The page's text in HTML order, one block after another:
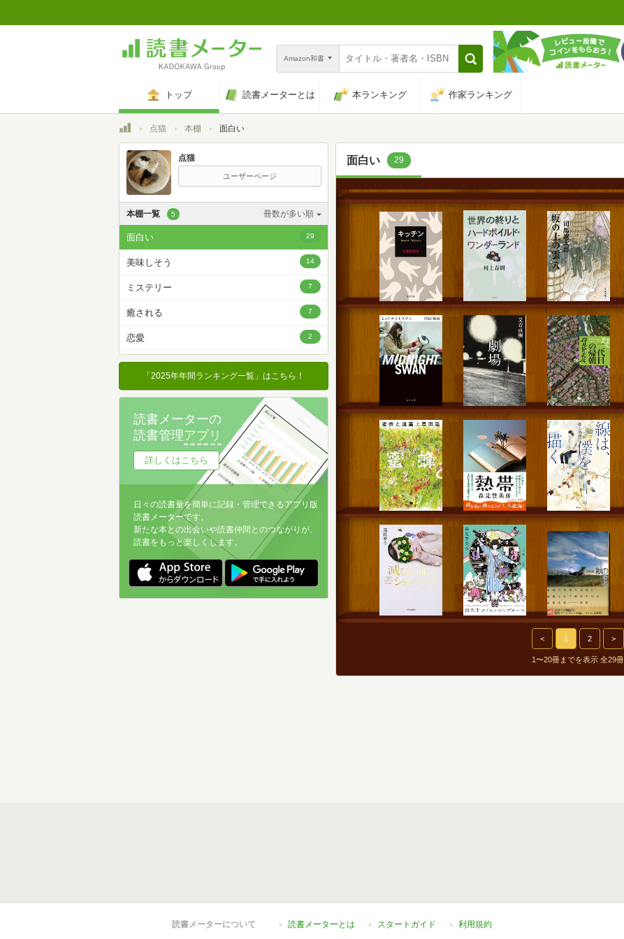
Amazon和書
トップ 読書メーターとは 本ランキング 作家ランキング
トップ点猫 本棚 面白い
点猫
ユーザーページ
本棚一覧 5 冊数が多い順
カスタム順
登録日時が新しい順
登録日時が古い順
冊数が多い順
面白い 29
美味しそう 14
ミステリー 7
癒される 7
恋愛 2
「2025年年間ランキング一覧」はこちら！
読書メーターの
読書管理アプリ
詳しくはこちら
日々の読書量を簡単に記録・管理できるアプリ版
読書メーターです。
新たな本との出会いや読書仲間とのつながりが、
読書をもっと楽しくします。
面白い 29
< 1 2 >
1〜20冊までを表示 全29冊
読書メーターについて 読書メーターとは スタートガイド 利用規約